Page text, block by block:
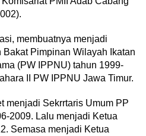
membuatnya menjadi
Pimpinan Wilayah Ikatan
(PW IPPNU) tahun 1999-
II PW IPPNU Jawa Timur.
menjadi Sekrrtaris Umum PP
2009. Lalu menjadi Ketua
Semasa menjadi Ketua